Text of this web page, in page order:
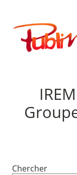
contenu
Publimath
Chercher